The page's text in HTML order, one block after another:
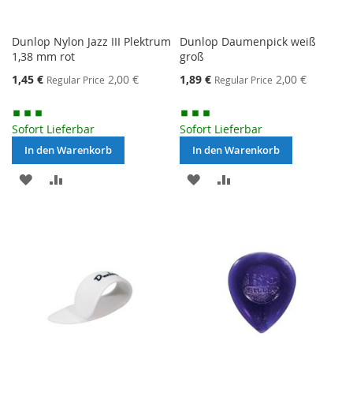
Dunlop Nylon Jazz III Plektrum
1,38 mm rot
Special
1,45 € Regular Price 2,00 €
Sofort Lieferbar
In den Warenkorb
MERKEN
Dunlop Daumenpick weiß
groß
Special
1,89 € Regular Price 2,00 €
Sofort Lieferbar
In den Warenkorb
MERKEN